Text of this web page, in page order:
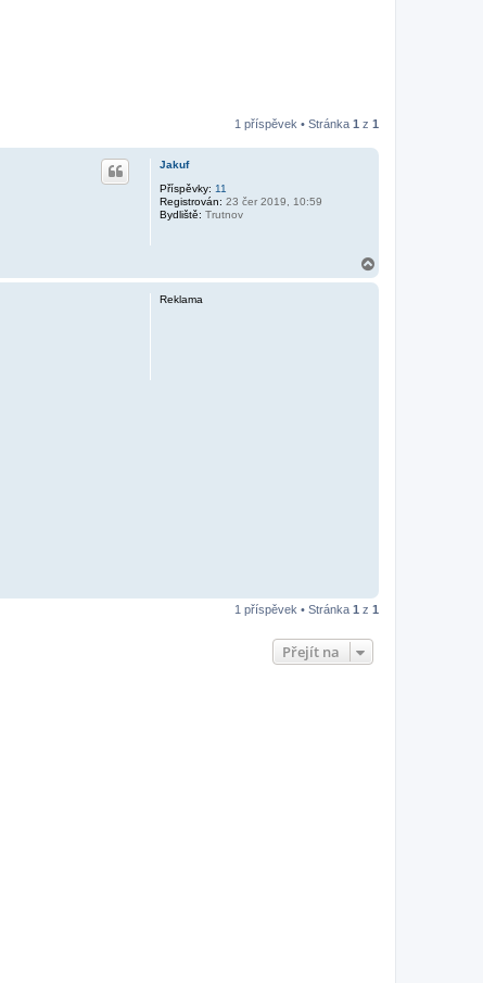
1 příspěvek • Stránka 1 z 1
Jakuf
Příspěvky: 11
Registrován: 23 čer 2019, 10:59
Bydliště: Trutnov
Reklama
1 příspěvek • Stránka 1 z 1
Přejít na